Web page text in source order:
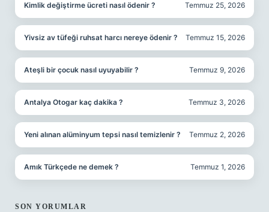
Kimlik değiştirme ücreti nasıl ödenir ? Temmuz 25, 2026
Yivsiz av tüfeği ruhsat harcı nereye ödenir ? Temmuz 15, 2026
Ateşli bir çocuk nasıl uyuyabilir ? Temmuz 9, 2026
Antalya Otogar kaç dakika ? Temmuz 3, 2026
Yeni alınan alüminyum tepsi nasıl temizlenir ? Temmuz 2, 2026
Amık Türkçede ne demek ? Temmuz 1, 2026
SON YORUMLAR